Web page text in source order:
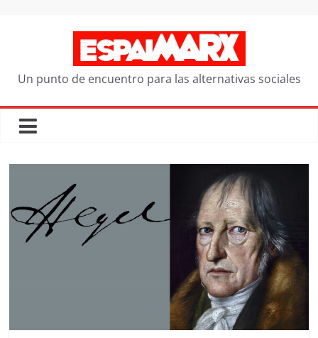
Un punto de encuentro para las alternativas sociales